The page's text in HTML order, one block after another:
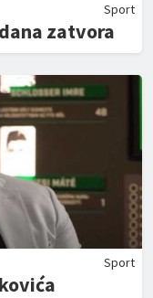
Sport
zatvora
Sport